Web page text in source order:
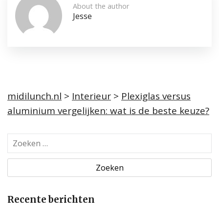
About the author
Jesse
midilunch.nl > Interieur > Plexiglas versus
aluminium vergelijken: wat is de beste keuze?
o
k
n
Recente berichten